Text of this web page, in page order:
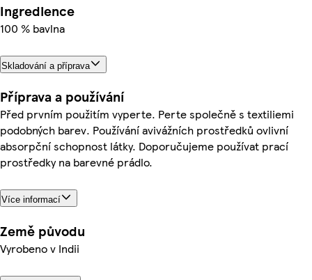
Ingredience
100 % bavlna
Skladování a příprava
Příprava a používání
Před prvním použitím vyperte. Perte společně s textiliemi
podobných barev. Používání avivážních prostředků ovlivní
absorpční schopnost látky. Doporučujeme používat prací
prostředky na barevné prádlo.
Více informací
Země původu
Vyrobeno v Indii